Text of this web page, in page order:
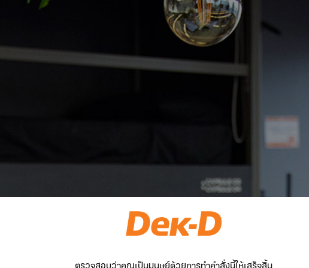
ตรวจสอบว่าคุณเป็นมนุษย์ด้วยการทำคำสั่งนี้ให้เสร็จสิ้น